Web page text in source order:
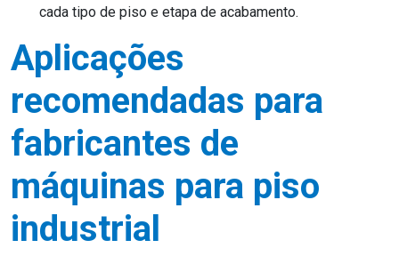
cada tipo de piso e etapa de acabamento.
Aplicações
recomendadas para
fabricantes de
máquinas para piso
industrial